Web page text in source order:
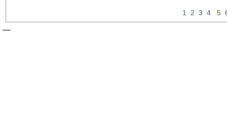
1 2 3 4 5